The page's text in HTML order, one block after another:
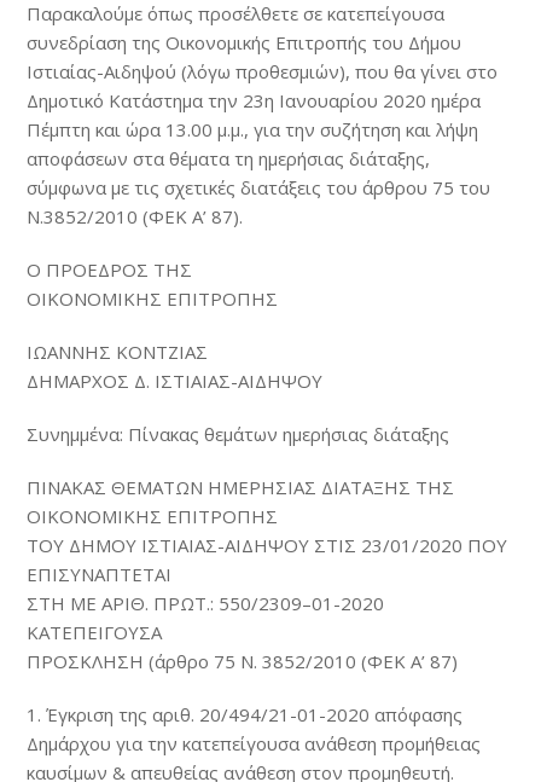
Παρακαλούμε όπως προσέλθετε σε κατεπείγουσα
συνεδρίαση της Οικονομικής Επιτροπής του Δήμου
Ιστιαίας-Αιδηψού (λόγω προθεσμιών), που θα γίνει στο
Δημοτικό Κατάστημα την 23η Ιανουαρίου 2020 ημέρα
Πέμπτη και ώρα 13.00 μ.μ., για την συζήτηση και λήψη
αποφάσεων στα θέματα τη ημερήσιας διάταξης,
σύμφωνα με τις σχετικές διατάξεις του άρθρου 75 του
Ν.3852/2010 (ΦΕΚ Α’ 87).
Ο ΠΡΟΕΔΡΟΣ ΤΗΣ
ΟΙΚΟΝΟΜΙΚΗΣ ΕΠΙΤΡΟΠΗΣ
ΙΩΑΝΝΗΣ ΚΟΝΤΖΙΑΣ
ΔΗΜΑΡΧΟΣ Δ. ΙΣΤΙΑΙΑΣ-ΑΙΔΗΨΟΥ
Συνημμένα: Πίνακας θεμάτων ημερήσιας διάταξης
ΠΙΝΑΚΑΣ ΘΕΜΑΤΩΝ ΗΜΕΡΗΣΙΑΣ ΔΙΑΤΑΞΗΣ ΤΗΣ
ΟΙΚΟΝΟΜΙΚΗΣ ΕΠΙΤΡΟΠΗΣ
ΤΟΥ ΔΗΜΟΥ ΙΣΤΙΑΙΑΣ-ΑΙΔΗΨΟΥ ΣΤΙΣ 23/01/2020 ΠΟΥ
ΕΠΙΣΥΝΑΠΤΕΤΑΙ
ΣΤΗ ΜΕ ΑΡΙΘ. ΠΡΩΤ.: 550/2309–01-2020
ΚΑΤΕΠΕΙΓΟΥΣΑ
ΠΡΟΣΚΛΗΣΗ (άρθρο 75 Ν. 3852/2010 (ΦΕΚ Α’ 87)
1. Έγκριση της αριθ. 20/494/21-01-2020 απόφασης
Δημάρχου για την κατεπείγουσα ανάθεση προμήθειας
καυσίμων & απευθείας ανάθεση στον προμηθευτή.